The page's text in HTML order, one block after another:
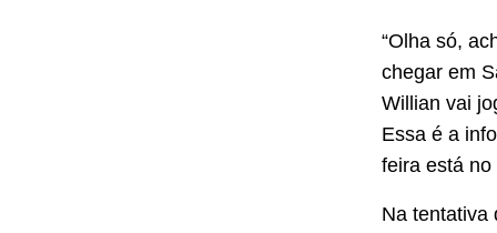
“Olha só,
chegar em
Willian vai
Essa é a
feira está
Na tentativa